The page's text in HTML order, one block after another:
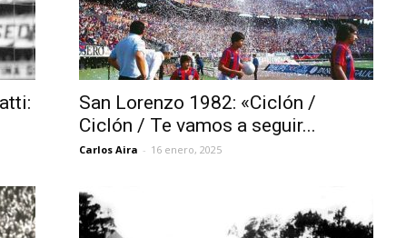
San Lorenzo 1982: «Ciclón /
Ciclón / Te vamos a seguir...
Carlos Aira - 16 enero, 2025